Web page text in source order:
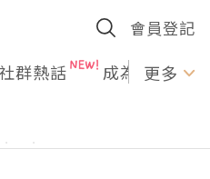
會員登記
社群熱話 成為U更多